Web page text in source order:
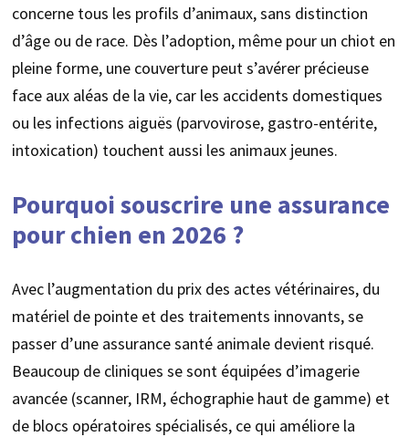
concerne tous les profils d’animaux, sans distinction
d’âge ou de race. Dès l’adoption, même pour un chiot en
pleine forme, une couverture peut s’avérer précieuse
face aux aléas de la vie, car les accidents domestiques
ou les infections aiguës (parvovirose, gastro-entérite,
intoxication) touchent aussi les animaux jeunes.
Pourquoi souscrire une assurance
pour chien en 2026 ?
Avec l’augmentation du prix des actes vétérinaires, du
matériel de pointe et des traitements innovants, se
passer d’une assurance santé animale devient risqué.
Beaucoup de cliniques se sont équipées d’imagerie
avancée (scanner, IRM, échographie haut de gamme) et
de blocs opératoires spécialisés, ce qui améliore la